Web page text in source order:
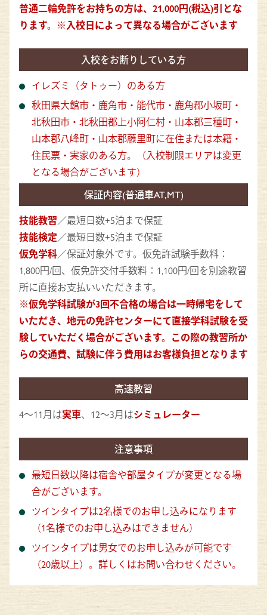
普通二輪免許をお持ちの方は、21,000円(税込)引とな
ります。※入校日によって異なる場合がございます​
入校をお断りしている方
イレズミ（タトゥー）のある方
秋田県大館市・鹿角市・能代市・鹿角郡小坂町・
北秋田市・北秋田郡上小阿仁村・山本郡三種町・
山本郡八峰町・山本郡藤里町に在住または本籍・
住民票・実家のある方。（入校制限エリアは変更
となる場合がございます）
保証内容(普通車AT,MT)
技能教習／最短日数+5泊まで保証
技能検定／最短日数+5泊まで保証
仮免学科／保証対象外です。仮免許試験手数料：
1,800円/回、仮免許交付手数料：1,100円/回を別途教習
所に直接お支払いいただきます。
※仮免学科試験が3回不合格の場合は一時帰宅をして
いただき、地元の免許センターにて直接学科試験を受
験していただく場合がございます。この際の教習所か
らの交通費、試験に伴う費用はお客様負担となります
高速教習
4〜11月は実車、12〜3月はシミュレーター
注意事項
最短日数以降は宿舎や部屋タイプが変更となる場
合がございます。
ツインタイプは2名様でのお申し込みになります
（1名様でのお申し込みはできません）
ツインタイプは男女でのお申し込みが可能です
（20歳以上）。詳しくはお問い合わせください。